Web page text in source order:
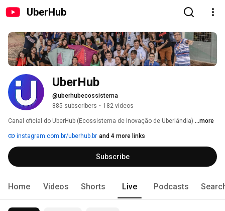
UberHub
UberHub
@uberhubecossistema
885 subscribers • 182 videos
Canal oficial do UberHub (Ecossistema de Inovação de Uberlândia) ...more
instagram.com.br/uberhub.br and 4 more links
Subscribe
Home Videos Shorts Live Podcasts